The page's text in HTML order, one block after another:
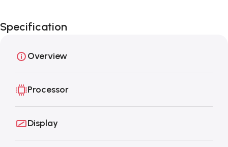
Specification
Overview
Processor
Display